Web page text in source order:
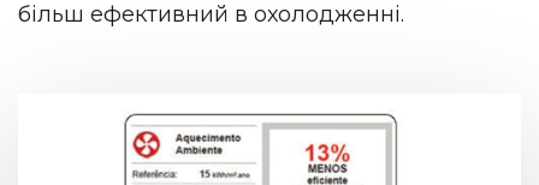
більш ефективний в охолодженні.